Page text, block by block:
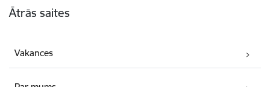
Ātrās saites
Vakances